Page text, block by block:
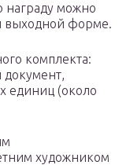
награду можно
выходной форме.
комплекта:
документ,
единиц (около
художником